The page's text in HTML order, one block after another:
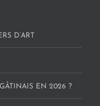
D’ART
EN 2026 ?